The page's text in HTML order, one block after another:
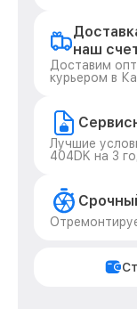
наш
Доставим
курьером в
Лучшие
404DK на 3